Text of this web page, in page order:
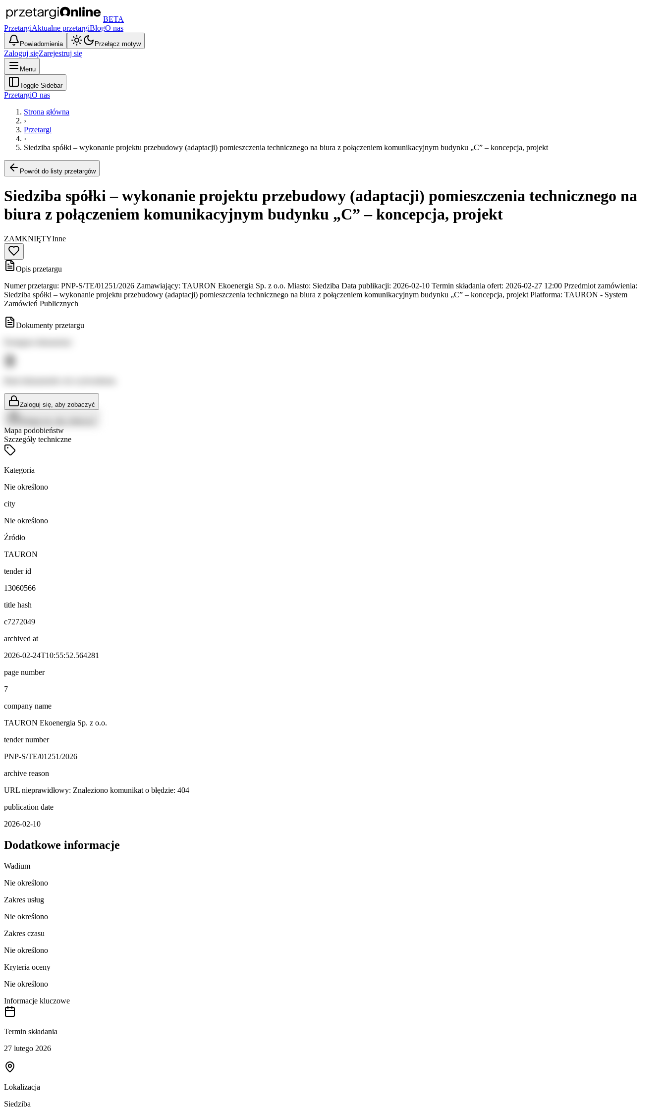
BETA
PrzetargiAktualne przetargiBlogO nas
Powiadomienia Przełącz motyw
Zaloguj sięZarejestruj się
Menu
Toggle Sidebar
PrzetargiO nas
Strona główna
›
Przetargi
›
Siedziba spółki – wykonanie projektu przebudowy (adaptacji) pomieszczenia technicznego na biura z połączeniem komunikacyjnym budynku „C” – koncepcja, projekt
Powrót do listy przetargów
Siedziba spółki – wykonanie projektu przebudowy (adaptacji) pomieszczenia technicznego na
biura z połączeniem komunikacyjnym budynku „C” – koncepcja, projekt
ZAMKNIĘTYInne
Opis przetargu
Numer przetargu: PNP-S/TE/01251/2026 Zamawiający: TAURON Ekoenergia Sp. z o.o. Miasto: Siedziba Data publikacji: 2026-02-10 Termin składania ofert: 2026-02-27 12:00 Przedmiot zamówienia:
Siedziba spółki – wykonanie projektu przebudowy (adaptacji) pomieszczenia technicznego na biura z połączeniem komunikacyjnym budynku „C” – koncepcja, projekt Platforma: TAURON - System
Zamówień Publicznych
Dokumenty przetargu
Zaloguj się, aby zobaczyć
Mapa podobieństw
Szczegóły techniczne
Kategoria
Nie określono
city
Nie określono
Źródło
TAURON
tender id
13060566
title hash
c7272049
archived at
2026-02-24T10:55:52.564281
page number
7
company name
TAURON Ekoenergia Sp. z o.o.
tender number
PNP-S/TE/01251/2026
archive reason
URL nieprawidłowy: Znaleziono komunikat o błędzie: 404
publication date
2026-02-10
Dodatkowe informacje
Wadium
Nie określono
Zakres usług
Nie określono
Zakres czasu
Nie określono
Kryteria oceny
Nie określono
Informacje kluczowe
Termin składania
27 lutego 2026
Lokalizacja
Siedziba